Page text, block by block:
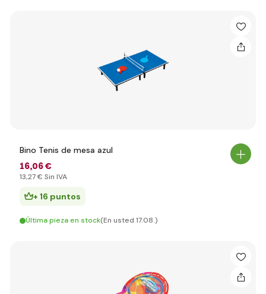
Bino Tenis de mesa azul
16,06 €
13,27 € Sin IVA
+ 16 puntos
Última pieza en stock(En usted 17.08.)